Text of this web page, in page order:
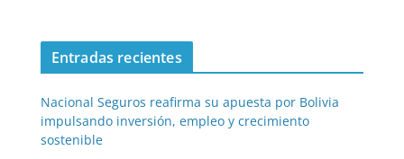
Entradas recientes
Nacional Seguros reafirma su apuesta por Bolivia
impulsando inversión, empleo y crecimiento
sostenible